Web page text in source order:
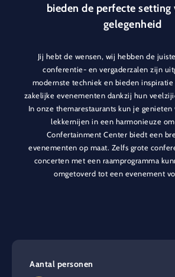
bieden de perfecte setting
gelegenheid
Jij hebt de wensen, wij hebben de
conferentie- en vergaderzalen zijn
modernste techniek en bieden inspiratie
zakelijke evenementen dankzij hun
In onze themarestaurants kun je genieten
lekkernijen in een harmonieuze
Confertainment Center biedt een
evenementen op maat. Zelfs grote
concerten met een raamprogramma
omgetoverd tot een evenement
Aantal personen